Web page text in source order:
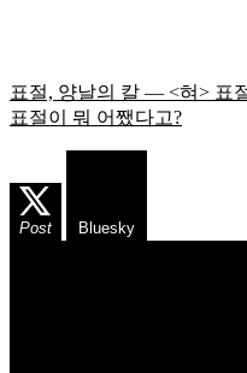
표절, 양날의 칼 — <혀> 표
표절이 뭐 어쨌다고?
Post Bluesky